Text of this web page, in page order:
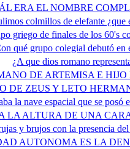
ERA EL NOMBRE
colmillos de elefante ¿que
griego de finales de los 60's
qué grupo colegial debutó
¿A que dios romano
DE ARTEMISA E
DE ZEUS Y LETO
la nave espacial que se
LA ALTURA DE UNA
y brujos con la presencia
AUTONOMA ES LA